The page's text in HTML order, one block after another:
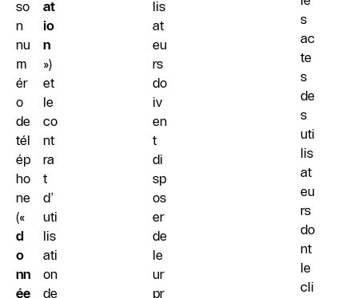
so
n
nu
m
ér
o
de
tél
ép
ho
ne
(«
d
o
nn
ée
at
io
n
»)
et
le
co
nt
ra
t
d’
uti
lis
ati
on
de
lis
at
eu
rs
do
iv
en
t
di
sp
os
er
de
le
ur
pr
s
ac
te
s
de
s
uti
lis
at
eu
rs
do
nt
le
cli